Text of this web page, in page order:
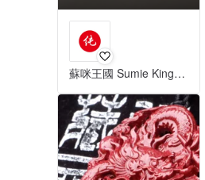
蘇咪王國 Sumie Kingdom